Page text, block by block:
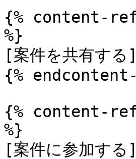
{% content-ref
%}
[案件を共有
{%
{% content-ref
%}
[案件に参加